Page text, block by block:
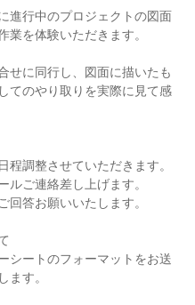
進行中のプロジェクトの図面
業を体験いただきます。
せに同行し、図面に描いたも
てのやり取りを実際に見て感
程調整させていただきます。
ルご連絡差し上げます。
回答お願いいたします。
シートのフォーマットをお送
ます。